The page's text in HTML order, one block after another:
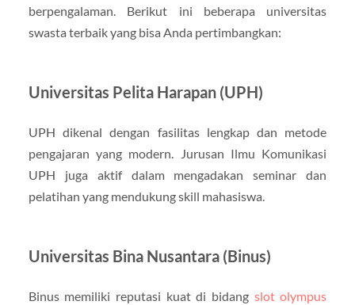
berpengalaman. Berikut ini beberapa universitas
swasta terbaik yang bisa Anda pertimbangkan:
Universitas Pelita Harapan (UPH)
UPH dikenal dengan fasilitas lengkap dan metode
pengajaran yang modern. Jurusan Ilmu Komunikasi
UPH juga aktif dalam mengadakan seminar dan
pelatihan yang mendukung skill mahasiswa.
Universitas Bina Nusantara (Binus)
Binus memiliki reputasi kuat di bidang slot olympus